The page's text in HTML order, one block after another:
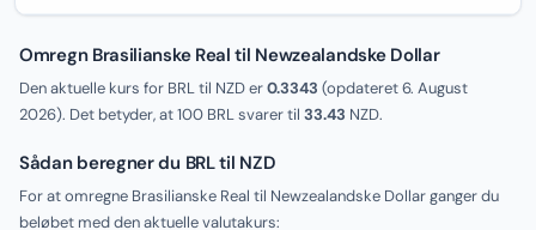
Omregn Brasilianske Real til Newzealandske Dollar
Den aktuelle kurs for BRL til NZD er0.3343 (opdateret6. August
2026). Det betyder, at 100 BRL svarer til 33.43 NZD.
Sådan beregner du BRL til NZD
For at omregne Brasilianske Real til Newzealandske Dollar ganger du
beløbet med den aktuelle valutakurs: